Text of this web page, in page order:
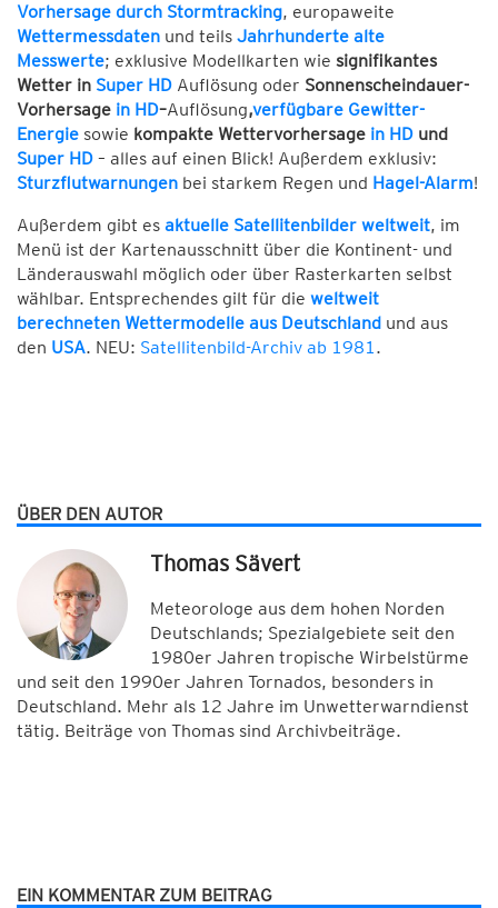
Vorhersage durch Stormtracking, europaweite
Wettermessdaten und teils Jahrhunderte alte
Messwerte; exklusive Modellkarten wie signifikantes
Wetter in Super HD Auflösung oder Sonnenscheindauer-
Vorhersage in HD–Auflösung,verfügbare Gewitter-
Energie sowie kompakte Wettervorhersage in HD und
Super HD – alles auf einen Blick! Außerdem exklusiv:
Sturzflutwarnungen bei starkem Regen und Hagel-Alarm!
Außerdem gibt es aktuelle Satellitenbilder weltweit, im
Menü ist der Kartenausschnitt über die Kontinent- und
Länderauswahl möglich oder über Rasterkarten selbst
wählbar. Entsprechendes gilt für die weltweit
berechneten Wettermodelle aus Deutschland und aus
den USA. NEU: Satellitenbild-Archiv ab 1981.
ÜBER DEN AUTOR
Thomas Sävert
Meteorologe aus dem hohen Norden
Deutschlands; Spezialgebiete seit den
1980er Jahren tropische Wirbelstürme
und seit den 1990er Jahren Tornados, besonders in
Deutschland. Mehr als 12 Jahre im Unwetterwarndienst
tätig. Beiträge von Thomas sind Archivbeiträge.
EIN KOMMENTAR ZUM BEITRAG